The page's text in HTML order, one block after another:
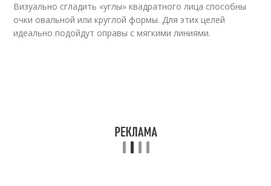
Визуально сгладить «углы» квадратного лица способны
очки овальной или круглой формы. Для этих целей
идеально подойдут оправы с мягкими линиями.